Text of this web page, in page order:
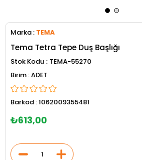
Marka : TEMA
Tema Tetra Tepe Duş Başlığı
Stok Kodu
TEMA-55270
ADET
Barkod :1062009355481
₺613,00